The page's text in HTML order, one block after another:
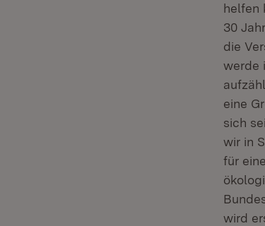
helfen
30
die
werde
eine
sich
wir in
für
wird